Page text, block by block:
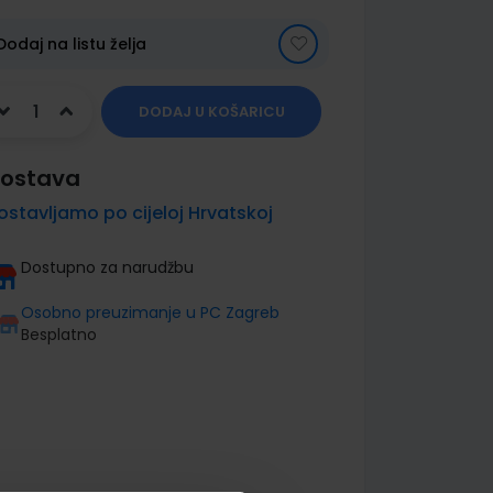
na listu želja
DODAJ U KOŠARICU
po cijeloj Hrvatskoj
Dostupno za narudžbu
Osobno preuzimanje u PC Zagreb
Besplatno